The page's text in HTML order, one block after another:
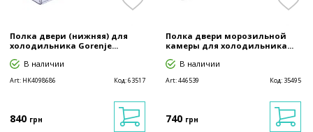
Полка двери (нижняя) для
холодильника Gorenje...
В наличии
Art: HK4098686 Код:63517
840 грн
Полка двери морозильной
камеры для холодильника...
В наличии
Art:446539 Код: 35495
740 грн